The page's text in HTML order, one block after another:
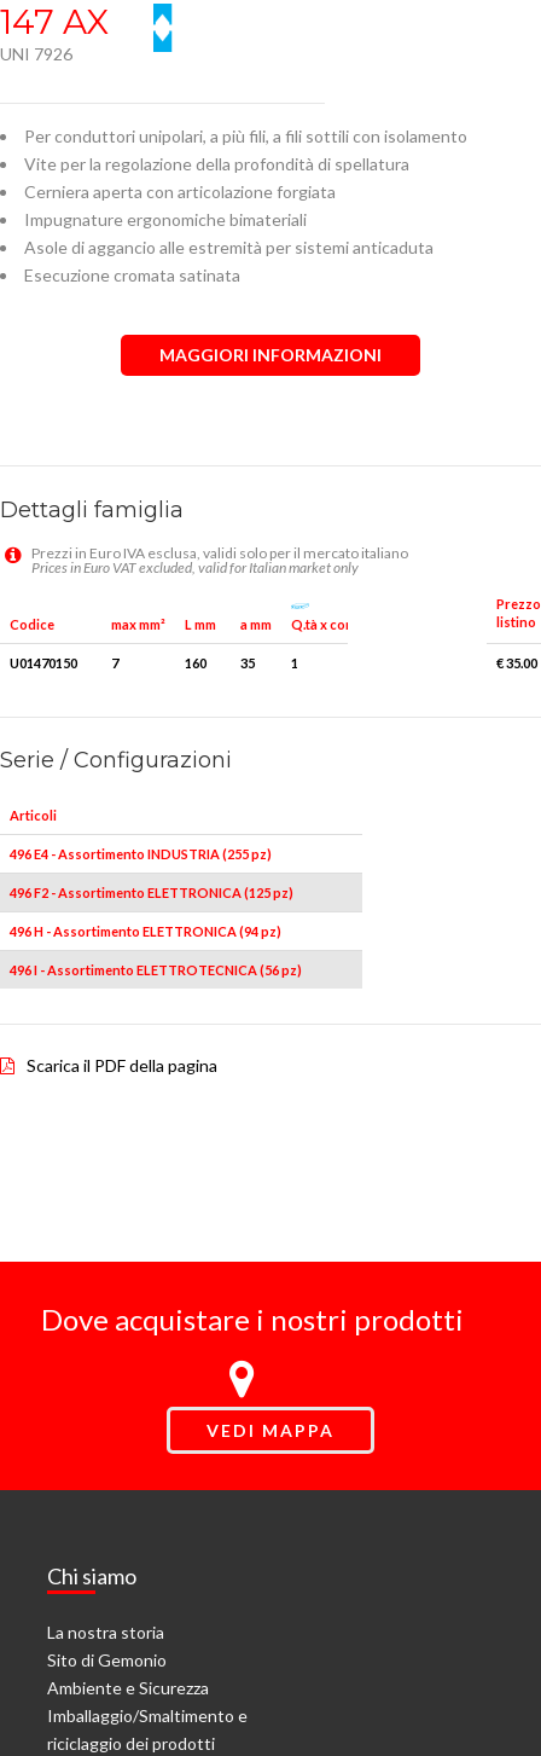
147 AX
UNI 7926
Per conduttori unipolari, a più fili, a fili sottili con isolamento
Vite per la regolazione della profondità di spellatura
Cerniera aperta con articolazione forgiata
Impugnature ergonomiche bimateriali
Asole di aggancio alle estremità per sistemi anticaduta
Esecuzione cromata satinata
MAGGIORI INFORMAZIONI
Dettagli famiglia
Prezzi in Euro IVA esclusa, validi solo per il mercato italiano
Prices in Euro VAT excluded, valid for Italian market only
Codice max mm² L mm a mm Q.tà x conf.
Prezzo
listino
U01470150 7 160 35 1 € 35.00
Serie / Configurazioni
Articoli
496 E4 - Assortimento INDUSTRIA (255 pz)
496 F2 - Assortimento ELETTRONICA (125 pz)
496 H - Assortimento ELETTRONICA (94 pz)
496 I - Assortimento ELETTROTECNICA (56 pz)
Scarica il PDF della pagina
Dove acquistare i nostri prodotti
VEDI MAPPA
Chi siamo
La nostra storia
Sito di Gemonio
Ambiente e Sicurezza
Imballaggio/Smaltimento e
riciclaggio dei prodotti